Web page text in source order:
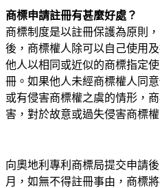
商標申請註冊有甚麼好處？
商標制度是以註冊保護為原則
後，商標權人除可以自己使用
他人以相同或近似的商標指定
冊。如果他人未經商標權人同
或有侵害商標權之虞的情形，
害，對於故意或過失侵害商標
向奧地利專利商標局提交申請
月，如無不得註冊事由，商標